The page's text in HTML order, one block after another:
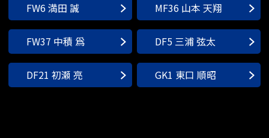
FW6 満田 誠 MF36 山本 天翔
FW37 中積 爲 DF5 三浦 弦太
DF21 初瀬 亮 GK1 東口 順昭